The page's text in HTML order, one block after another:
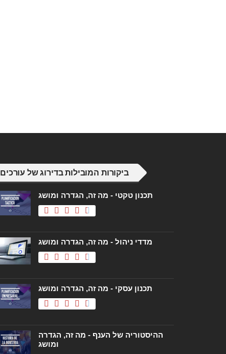
ביקורות המובילות בדירוג של עורכים
תכנון טקטי - מה זה, הגדרה ומושג
מדדי ניהול - מה זה, הגדרה ומושג
תכנון עסקי - מה זה, הגדרה ומושג
ההיסטוריה של הענף - מה זה, הגדרה
ומושג